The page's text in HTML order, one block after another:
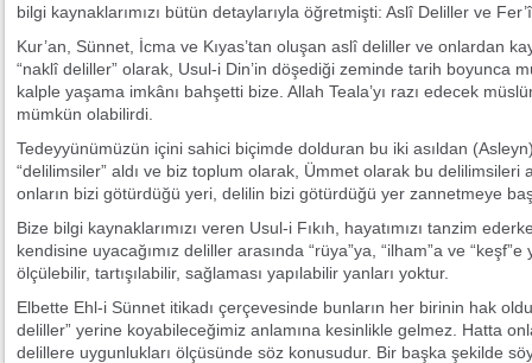
bilgi kaynaklarımızı bütün detaylarıyla öğretmişti: Aslî Deliller ve
Kur’an, Sünnet, İcma ve Kıyas’tan oluşan aslî deliller ve onlardan
“naklî deliller” olarak, Usul-i Din’in döşediği zeminde tarih boyunca
kalple yaşama imkânı bahşetti bize. Allah Teala’yı razı edecek
mümkün olabilirdi.
Tedeyyünümüzün içini sahici biçimde dolduran bu iki asıldan
“delilimsiler” aldı ve biz toplum olarak, Ümmet olarak bu delilimsileri
onların bizi götürdüğü yeri, delilin bizi götürdüğü yer zannetmeye
Bize bilgi kaynaklarımızı veren Usul-i Fıkıh, hayatımızı tanzim
kendisine uyacağımız deliller arasında “rüya”ya, “ilham”a ve
ölçülebilir, tartışılabilir, sağlaması yapılabilir yanları yoktur.
Elbette Ehl-i Sünnet itikadı çerçevesinde bunların her birinin hak
deliller” yerine koyabileceğimiz anlamına kesinlikle gelmez. Hatta
delillere uygunlukları ölçüsünde söz konusudur. Bir başka şekilde